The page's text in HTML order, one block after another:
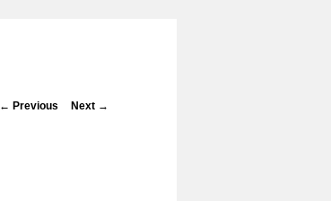
Post navigation
← Previous Next →